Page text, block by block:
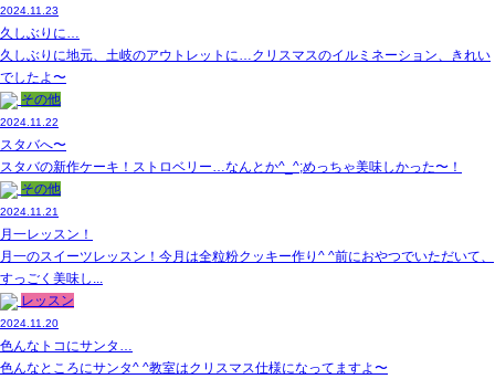
2024.11.23
久しぶりに…
久しぶりに地元、土岐のアウトレットに…クリスマスのイルミネーション、きれい
でしたよ〜
その他
2024.11.22
スタバへ〜
スタバの新作ケーキ！ストロベリー…なんとか^_^;めっちゃ美味しかった〜！
その他
2024.11.21
月一レッスン！
月一のスイーツレッスン！今月は全粒粉クッキー作り^ ^前におやつでいただいて、
すっごく美味し...
レッスン
2024.11.20
色んなトコにサンタ…
色んなところにサンタ^ ^教室はクリスマス仕様になってますよ〜